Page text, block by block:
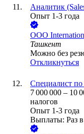
Аналитик
Опыт 1-3 года
ООО
Ташкент
Можно без
Откликнуться
Специалист
7 000 000 – 10
налогов
Опыт 1-3 года
Выплаты: Раз